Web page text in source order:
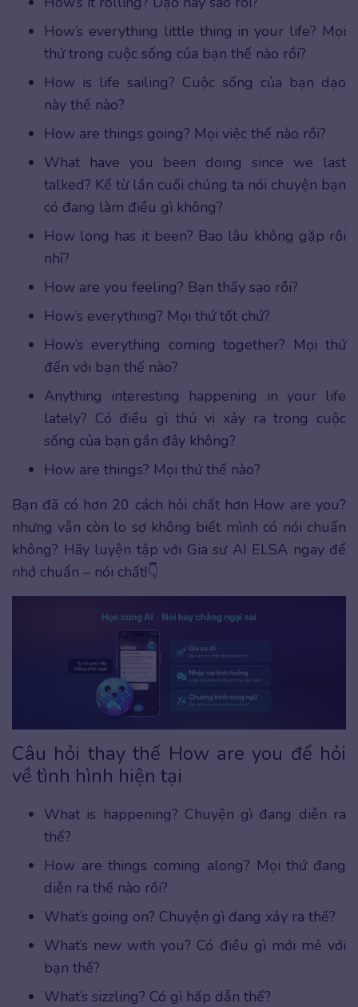
How’s everything little thing in your life? Mọi
thứ trong cuộc sống của bạn thế nào rồi?
How is life sailing? Cuộc sống của bạn dạo
này thế nào?
How are things going? Mọi việc thế nào rồi?
What have you been doing since we last
talked? Kể từ lần cuối chúng ta nói chuyện bạn
có đang làm điều gì không?
How long has it been? Bao lâu không gặp rồi
nhỉ?
How are you feeling? Bạn thấy sao rồi?
How’s everything? Mọi thứ tốt chứ?
How’s everything coming together? Mọi thứ
đến với bạn thế nào?
Anything interesting happening in your life
lately? Có điều gì thú vị xảy ra trong cuộc
sống của bạn gần đây không?
How are things? Mọi thứ thế nào?
Bạn đã có hơn 20 cách hỏi chất hơn How are you?
nhưng vẫn còn lo sợ không biết mình có nói chuẩn
không? Hãy luyện tập với Gia sư AI ELSA ngay để
nhớ chuẩn – nói chất!👇
Câu hỏi thay thế How are you để hỏi
về tình hình hiện tại
What is happening? Chuyện gì đang diễn ra
thế?
How are things coming along? Mọi thứ đang
diễn ra thế nào rồi?
What’s going on? Chuyện gì đang xảy ra thế?
What’s new with you? Có điều gì mới mẻ với
bạn thế?
What’s sizzling? Có gì hấp dẫn thế?